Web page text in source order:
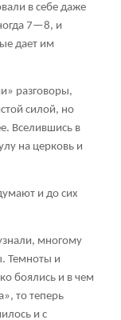
в себе даже
7—8, и
дает им
разговоры,
силой, но
Вселившись в
на церковь и
и до сих
многому
Темноты и
боялись и в чем
то теперь
и с